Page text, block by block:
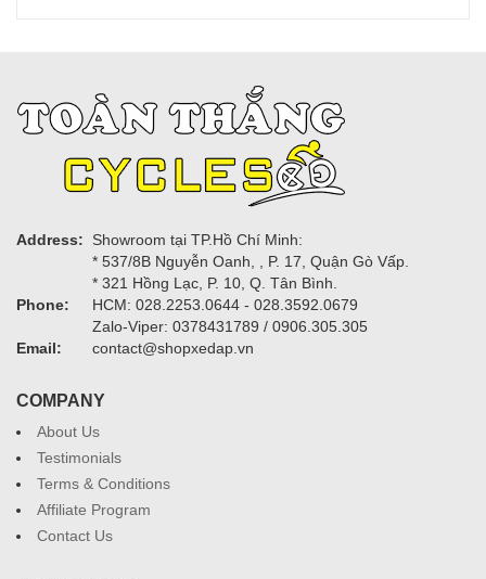
Address:
Showroom tại TP.Hồ Chí Minh:
* 537/8B Nguyễn Oanh, , P. 17, Quận Gò Vấp.
* 321 Hồng Lạc, P. 10, Q. Tân Bình.
Phone:
HCM: 028.2253.0644 - 028.3592.0679
Zalo-Viper: 0378431789 / 0906.305.305
Email:
contact@shopxedap.vn
COMPANY
About Us
Testimonials
Terms & Conditions
Affiliate Program
Contact Us